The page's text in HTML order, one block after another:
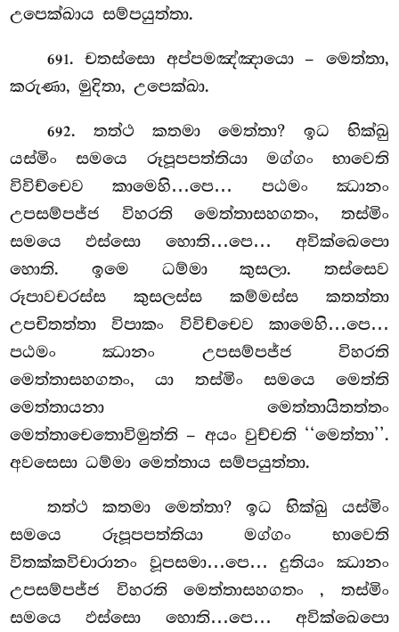
උපෙක්ඛාය සම්පයුත්තා.
691. චතස්සො අප්පමඤ්ඤායො – මෙත්තා,
කරුණා, මුදිතා, උපෙක්ඛා.
692. තත්ථ කතමා මෙත්තා? ඉධ භික්ඛු
යස්මිං සමයෙ රූපූපපත්තියා මග්ගං භාවෙති
විවිච්චෙව කාමෙහි…පෙ… පඨමං ඣානං
උපසම්පජ්ජ විහරති මෙත්තාසහගතං, තස්මිං
සමයෙ ඵස්සො හොති…පෙ… අවික්ඛෙපො
හොති. ඉමෙ ධම්මා කුසලා. තස්සෙව
රූපාවචරස්ස කුසලස්ස කම්මස්ස කතත්තා
උපචිතත්තා විපාකං විවිච්චෙව කාමෙහි…පෙ…
පඨමං ඣානං උපසම්පජ්ජ විහරති
මෙත්තාසහගතං, යා තස්මිං සමයෙ මෙත්ති
මෙත්තායනා මෙත්තායිතත්තං
මෙත්තාචෙතොවිමුත්ති – අයං වුච්චති ‘‘මෙත්තා’’.
අවසෙසා ධම්මා මෙත්තාය සම්පයුත්තා.
තත්ථ කතමා මෙත්තා? ඉධ භික්ඛු යස්මිං
සමයෙ රූපූපපත්තියා මග්ගං භාවෙති
විතක්කවිචාරානං වූපසමා…පෙ… දුතියං ඣානං
උපසම්පජ්ජ විහරති මෙත්තාසහගතං, තස්මිං
සමයෙ ඵස්සො හොති…පෙ… අවික්ඛෙපො